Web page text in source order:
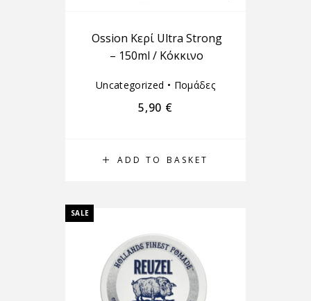
ADD TO BASKET
Ossion Κερί Ultra Strong
– 150ml / Kόκκινο
Uncategorized • Πομάδες
5,90 €
SALE